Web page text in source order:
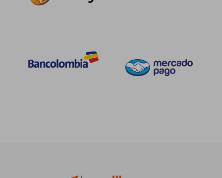
45% $ 847.358 45%
dcto.